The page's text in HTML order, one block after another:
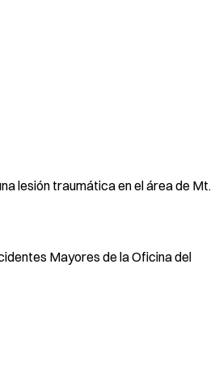
lesión traumática en el área de Mt.
Mayores de la Oficina del